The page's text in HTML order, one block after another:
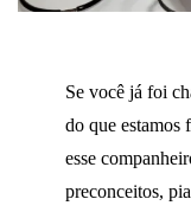
Se você já foi
do que estamos
esse
preconceitos,